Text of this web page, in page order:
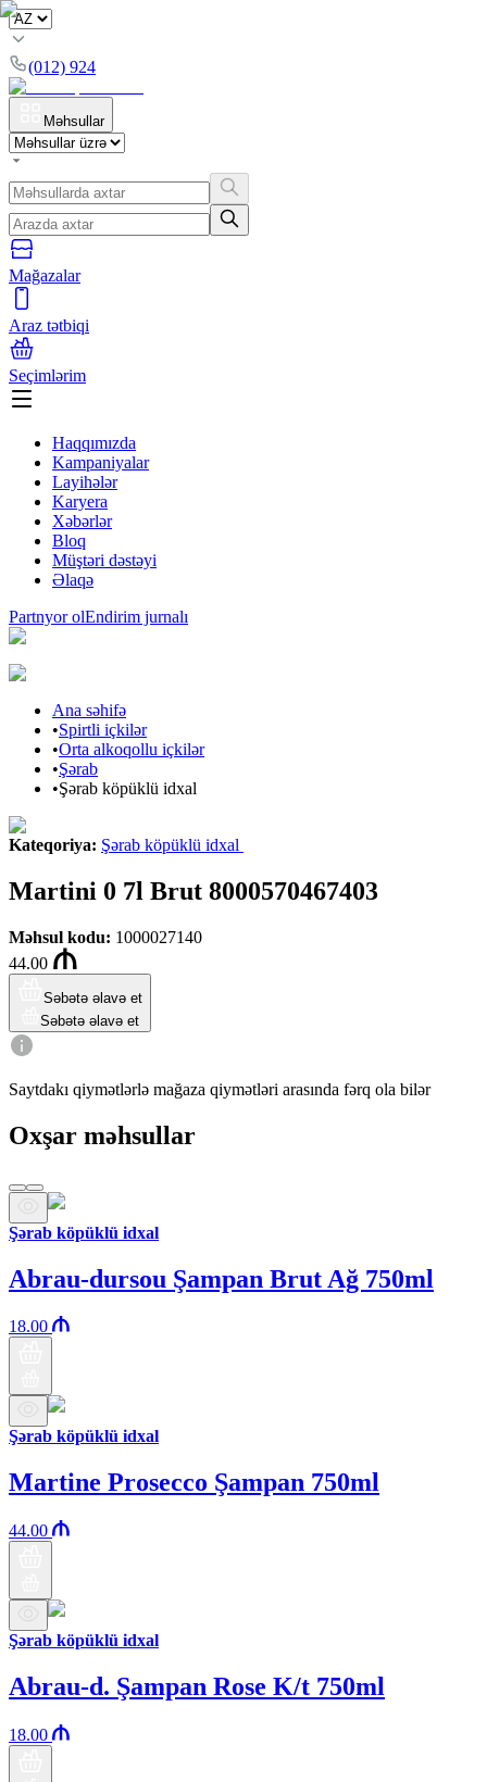
(012) 924
Məhsullar
Mağazalar
Araz tətbiqi
Seçimlərim
Haqqımızda
Kampaniyalar
Layihələr
Karyera
Xəbərlər
Bloq
Müştəri dəstəyi
Əlaqə
Partnyor olEndirim jurnalı
Ana səhifə
•Spirtli içkilər
•Orta alkoqollu içkilər
•Şərab
•Şərab köpüklü idxal
Kateqoriya: Şərab köpüklü idxal
Martini 0 7l Brut 8000570467403
Məhsul kodu: 1000027140
44.00
Səbətə əlavə et
Səbətə əlavə et
Saytdakı qiymətlərlə mağaza qiymətləri arasında fərq ola bilər
Oxşar məhsullar
Şərab köpüklü idxal
Abrau-dursou Şampan Brut Ağ 750ml
18.00
Şərab köpüklü idxal
Martine Prosecco Şampan 750ml
44.00
Şərab köpüklü idxal
Abrau-d. Şampan Rose K/t 750ml
18.00